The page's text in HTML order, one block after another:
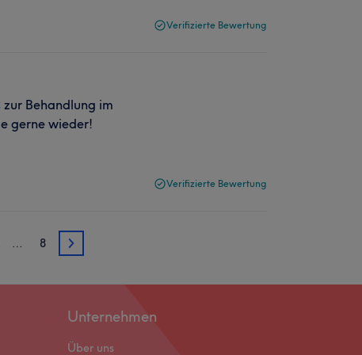
Verifizierte Bewertung
Behandlung im
gerne wieder!
Verifizierte Bewertung
… 8 3
Unternehmen
Über uns